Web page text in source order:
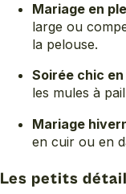
Mariage en
large ou
la pelouse.
Soirée chic
les mules à
Mariage
en cuir ou en
Les petits